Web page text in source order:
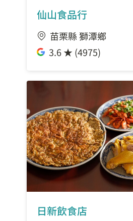
仙山食品行
苗栗縣 獅潭鄉
3.6 ★ (4975)
日新飲食店